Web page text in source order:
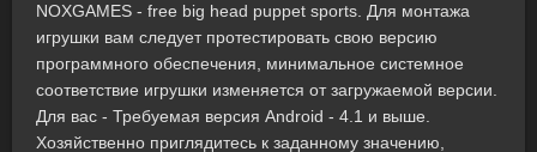
NOXGAMES - free big head puppet sports. Для монтажа
игрушки вам следует протестировать свою версию
программного обеспечения, минимальное системное
соответствие игрушки изменяется от загружаемой версии.
Для вас - Требуемая версия Android - 4.1 и выше.
Хозяйственно приглядитесь к заданному значению,